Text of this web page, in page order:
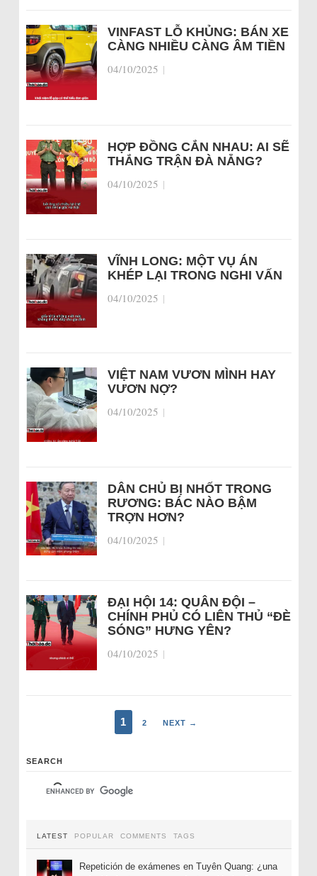
VINFAST LỖ KHỦNG: BÁN XE
CÀNG NHIỀU CÀNG ÂM TIỀN
04/10/2025 |
HỢP ĐỒNG CẮN NHAU: AI SẼ
THẮNG TRẬN ĐÀ NẴNG?
04/10/2025 |
VĨNH LONG: MỘT VỤ ÁN
KHÉP LẠI TRONG NGHI VẤN
04/10/2025 |
VIỆT NAM VƯƠN MÌNH HAY
VƯƠN NỢ?
04/10/2025 |
DÂN CHỦ BỊ NHỐT TRONG
RƯƠNG: BÁC NÀO BẬM
TRỢN HƠN?
04/10/2025 |
ĐẠI HỘI 14: QUÂN ĐỘI –
CHÍNH PHỦ CÓ LIÊN THỦ “ĐÈ
SÓNG” HƯNG YÊN?
04/10/2025 |
1 2 NEXT →
SEARCH
LATEST POPULAR COMMENTS TAGS
Repetición de exámenes en Tuyên Quang: ¿una